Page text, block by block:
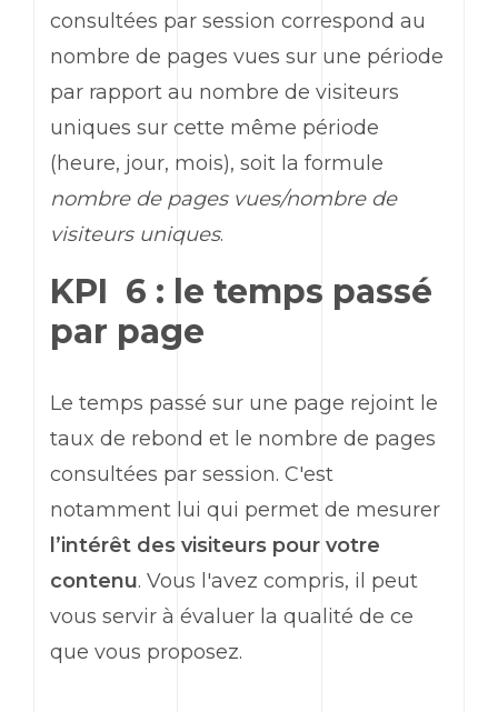
consultées par session correspond au
nombre de pages vues sur une période
par rapport au nombre de visiteurs
uniques sur cette même période
(heure, jour, mois), soit la formule
nombre de pages vues/nombre de
visiteurs uniques.
KPI 6 : le temps passé
par page
Le temps passé sur une page rejoint le
taux de rebond et le nombre de pages
consultées par session. C'est
notamment lui qui permet de mesurer
l’intérêt des visiteurs pour votre
contenu. Vous l'avez compris, il peut
vous servir à évaluer la qualité de ce
que vous proposez.